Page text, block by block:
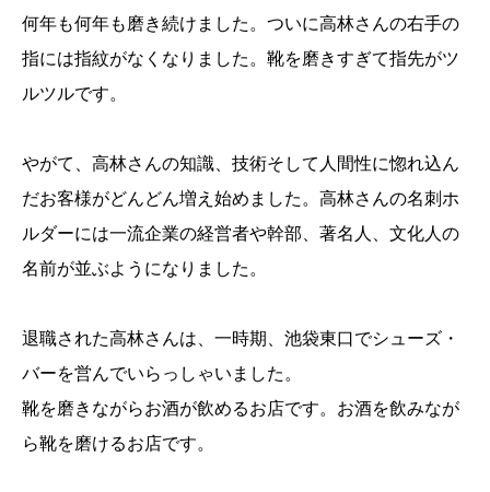
何年も何年も磨き続けました。ついに高林さんの右手の
指には指紋がなくなりました。靴を磨きすぎて指先がツ
ルツルです。
やがて、高林さんの知識、技術そして人間性に惚れ込ん
だお客様がどんどん増え始めました。高林さんの名刺ホ
ルダーには一流企業の経営者や幹部、著名人、文化人の
名前が並ぶようになりました。
退職された高林さんは、一時期、池袋東口でシューズ・
バーを営んでいらっしゃいました。
靴を磨きながらお酒が飲めるお店です。お酒を飲みなが
ら靴を磨けるお店です。